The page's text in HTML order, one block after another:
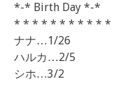
*-* Birth Day *-*
* * * * * * * * * * *
ナナ…1/26
ハルカ…2/5
シホ…3/2